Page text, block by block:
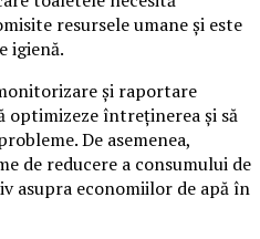
resursele umane și este
igienă.
și raportare
întreținerea și să
De asemenea,
de reducere a consumului de
asupra economiilor de apă în